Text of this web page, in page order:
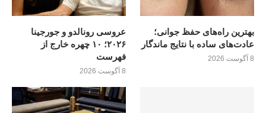
بهترین راه‌های حفظ جوانی؛
عادت‌های ساده با نتایج ماندگار
8 آگوست 2026
عروسی رونالدو و جورجینا
۲۰۲۶؛ ۱۰ چهره خارج از
فهرست
8 آگوست 2026